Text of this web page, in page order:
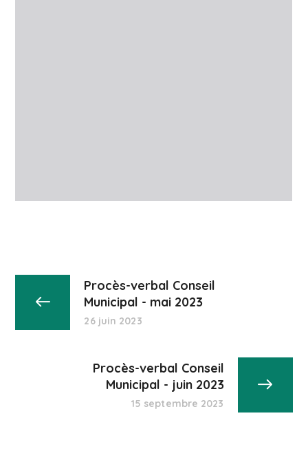
Procès-verbal Conseil
Municipal - mai 2023
26 juin 2023
Procès-verbal Conseil
Municipal - juin 2023
15 septembre 2023